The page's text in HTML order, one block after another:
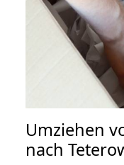
Umziehen
nach